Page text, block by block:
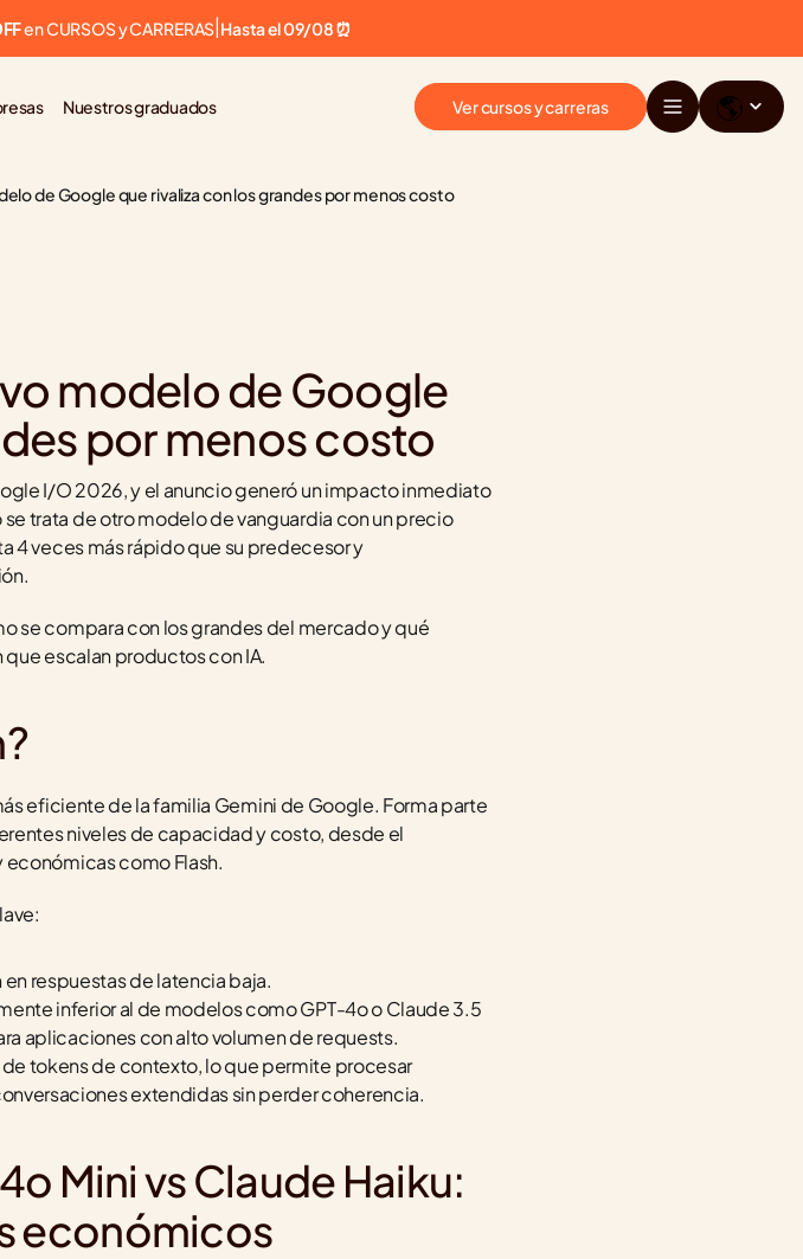
en CURSOS y CARRERAS Hasta el 09/08 ⏰
Nuestros graduados Ver cursos y carreras 🌎
de Google que rivaliza con los grandes por menos costo
modelo de Google
por menos costo
I/O 2026, y el anuncio generó un impacto inmediato
trata de otro modelo de vanguardia con un precio
4 veces más rápido que su predecesor y
se compara con los grandes del mercado y qué
escalan productos con IA.
eficiente de la familia Gemini de Google. Forma parte
niveles de capacidad y costo, desde el
económicas como Flash.
respuestas de latencia baja.
inferior al de modelos como GPT-4o o Claude 3.5
aplicaciones con alto volumen de requests.
de tokens de contexto, lo que permite procesar
extendidas sin perder coherencia.
Mini vs Claude Haiku:
económicos